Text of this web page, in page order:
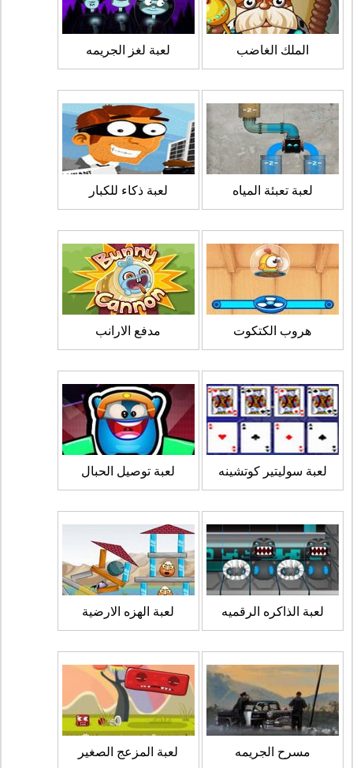
الملك الغاضب لعبة لغز الجريمه
لعبة تعبئة المياه لعبة ذكاء للكبار
هروب الكتكوت مدفع الارانب
لعبة سوليتير كوتشينه لعبة توصيل الحبال
لعبة الذاكره الرقميه لعبة الهزه الارضية
مسرح الجريمه لعبة المزعج الصغير